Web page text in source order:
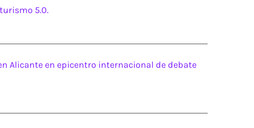
5.0.
Alicante en epicentro internacional de debate